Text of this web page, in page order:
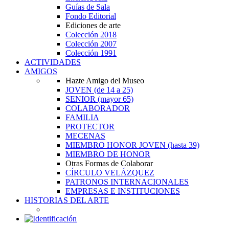
Guías de Sala
Fondo Editorial
Ediciones de arte
Colección 2018
Colección 2007
Colección 1991
ACTIVIDADES
AMIGOS
Hazte Amigo del Museo
JOVEN (de 14 a 25)
SENIOR (mayor 65)
COLABORADOR
FAMILIA
PROTECTOR
MECENAS
MIEMBRO HONOR JOVEN (hasta 39)
MIEMBRO DE HONOR
Otras Formas de Colaborar
CÍRCULO VELÁZQUEZ
PATRONOS INTERNACIONALES
EMPRESAS E INSTITUCIONES
HISTORIAS DEL ARTE